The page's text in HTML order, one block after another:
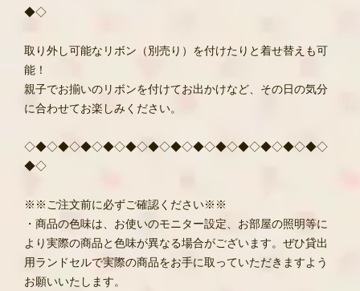
◆◇
取り外し可能なリボン（別売り）を付けたりと着せ替えも可
能！
親子でお揃いのリボンを付けてお出かけなど、その日の気分
に合わせてお楽しみください。
◇◆◇◆◇◆◇◆◇◆◇◆◇◆◇◆◇◆◇◆◇◆◇◆◇◆◇
◆◇
※※ご注文前に必ずご確認ください※※
・商品の色味は、お使いのモニター設定、お部屋の照明等に
より実際の商品と色味が異なる場合がございます。ぜひ貸出
用ランドセルで実際の商品をお手に取っていただきますよう
お願いいたします。